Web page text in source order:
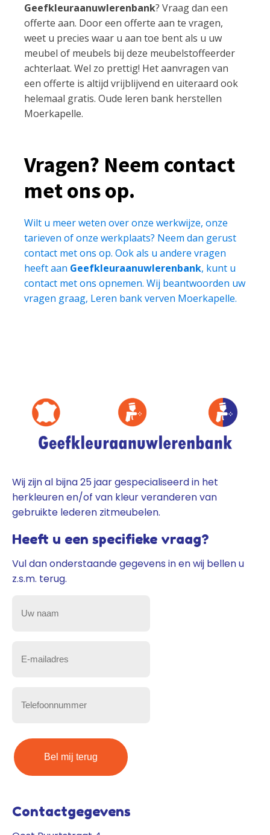
Geefkleuraanuwlerenbank? Vraag dan een
offerte aan. Door een offerte aan te vragen,
weet u precies waar u aan toe bent als u uw
meubel of meubels bij deze meubelstoffeerder
achterlaat. Wel zo prettig! Het aanvragen van
een offerte is altijd vrijblijvend en uiteraard ook
helemaal gratis. Oude leren bank herstellen
Moerkapelle.
Vragen? Neem contact
met ons op.
Wilt u meer weten over onze werkwijze, onze
tarieven of onze werkplaats? Neem dan gerust
contact met ons op. Ook als u andere vragen
heeft aan Geefkleuraanuwlerenbank, kunt u
contact met ons opnemen. Wij beantwoorden uw
vragen graag, Leren bank verven Moerkapelle.
Wij zijn al bijna 25 jaar gespecialiseerd in het
herkleuren en/of van kleur veranderen van
gebruikte lederen zitmeubelen.
Heeft u een specifieke vraag?
Vul dan onderstaande gegevens in en wij bellen u
z.s.m. terug.
Uw
Telefoonnummer
Contactgegevens